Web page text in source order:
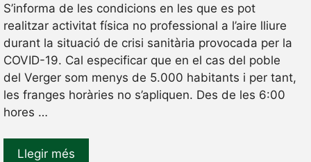
S’informa de les condicions en les que es pot
realitzar activitat física no professional a l’aire lliure
durant la situació de crisi sanitària provocada per la
COVID-19. Cal especificar que en el cas del poble
del Verger som menys de 5.000 habitants i per tant,
les franges horàries no s’apliquen. Des de les 6:00
hores …
Llegir més